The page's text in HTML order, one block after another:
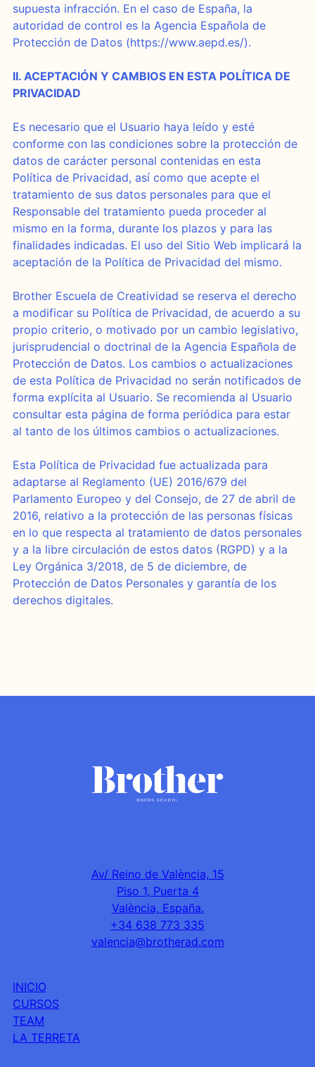
supuesta infracción. En el caso de España, la
autoridad de control es la Agencia Española de
Protección de Datos (https://www.aepd.es/).
II. ACEPTACIÓN Y CAMBIOS EN ESTA POLÍTICA DE
PRIVACIDAD
Es necesario que el Usuario haya leído y esté
conforme con las condiciones sobre la protección de
datos de carácter personal contenidas en esta
Política de Privacidad, así como que acepte el
tratamiento de sus datos personales para que el
Responsable del tratamiento pueda proceder al
mismo en la forma, durante los plazos y para las
finalidades indicadas. El uso del Sitio Web implicará la
aceptación de la Política de Privacidad del mismo.
Brother Escuela de Creatividad se reserva el derecho
a modificar su Política de Privacidad, de acuerdo a su
propio criterio, o motivado por un cambio legislativo,
jurisprudencial o doctrinal de la Agencia Española de
Protección de Datos. Los cambios o actualizaciones
de esta Política de Privacidad no serán notificados de
forma explícita al Usuario. Se recomienda al Usuario
consultar esta página de forma periódica para estar
al tanto de los últimos cambios o actualizaciones.
Esta Política de Privacidad fue actualizada para
adaptarse al Reglamento (UE) 2016/679 del
Parlamento Europeo y del Consejo, de 27 de abril de
2016, relativo a la protección de las personas físicas
en lo que respecta al tratamiento de datos personales
y a la libre circulación de estos datos (RGPD) y a la
Ley Orgánica 3/2018, de 5 de diciembre, de
Protección de Datos Personales y garantía de los
derechos digitales.
Av/ Reino de València, 15
Piso 1, Puerta 4
València, España.
+34 638 773 335
valencia@brotherad.com
INICIO
CURSOS
TEAM
LA TERRETA